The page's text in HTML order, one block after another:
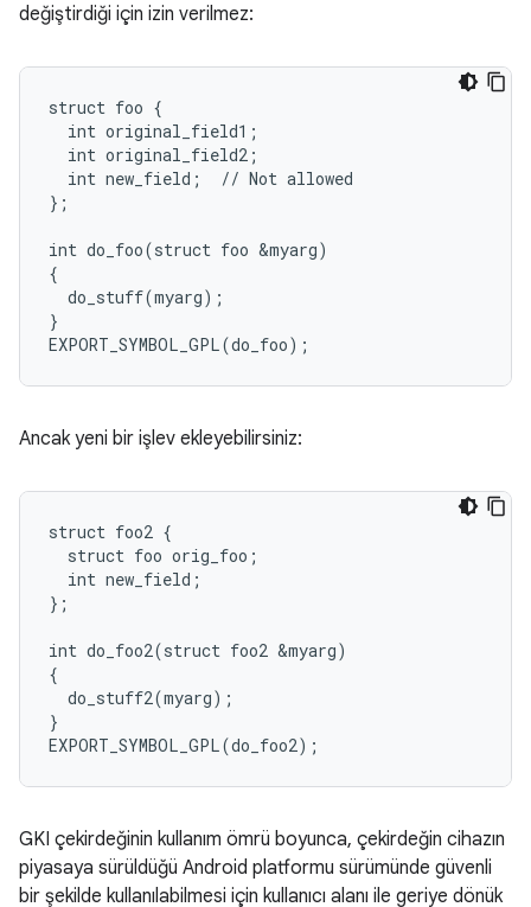
değiştirdiği için izin verilmez:
struct foo {
  int original_field1;
  int original_field2;
  int new_field;  // Not allowed
};
int do_foo(struct foo &myarg)
{
  do_stuff(myarg);
}
Ancak yeni bir işlev ekleyebilirsiniz:
struct foo2 {
  struct foo orig_foo;
  int new_field;
};
int do_foo2(struct foo2 &myarg)
{
  do_stuff2(myarg);
}
GKI çekirdeğinin kullanım ömrü boyunca, çekirdeğin cihazın
piyasaya sürüldüğü Android platformu sürümünde güvenli
bir şekilde kullanılabilmesi için kullanıcı alanı ile geriye dönük